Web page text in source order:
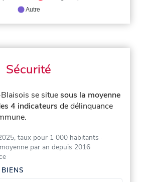
Autre
Sécurité
se situesous la moyenne
4 indicateurs de délinquance
taux pour 1 000 habitants ·
par an depuis 2016